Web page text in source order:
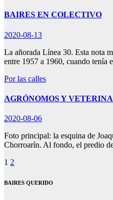
BAIRES EN COLECTIVO
2020-08-13
La añorada Línea 30. Esta nota
entre 1957 a 1960, cuando tenía
Por las calles
AGRÓNOMOS Y
2020-08-06
Foto principal: la esquina de
Chorroarín. Al fondo, el predio
Paginación
de
1 2
BAIRES QUERIDO